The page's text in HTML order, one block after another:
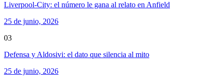
Liverpool-City: el número le gana al relato en Anfield
25 de junio, 2026
03
Defensa y Aldosivi: el dato que silencia al mito
25 de junio, 2026